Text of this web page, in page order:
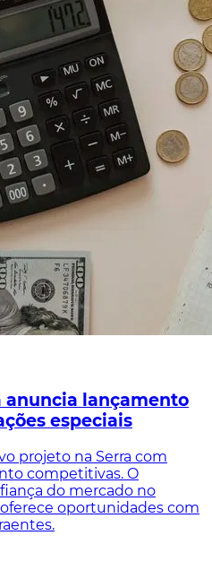
lançamento
especiais
projeto na Serra com
competitivas. O
do mercado no
oportunidades com